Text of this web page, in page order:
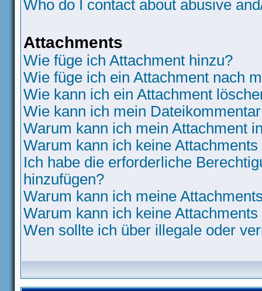
Who do I contact about abusive
Attachments
Wie füge ich Attachment hinzu?
Wie füge ich ein Attachment nach
Wie kann ich ein Attachment
Wie kann ich mein
Warum kann ich mein Attachment
Warum kann ich keine
Ich habe die erforderliche
hinzufügen?
Warum kann ich meine
Warum kann ich keine
Wen sollte ich über illegale oder